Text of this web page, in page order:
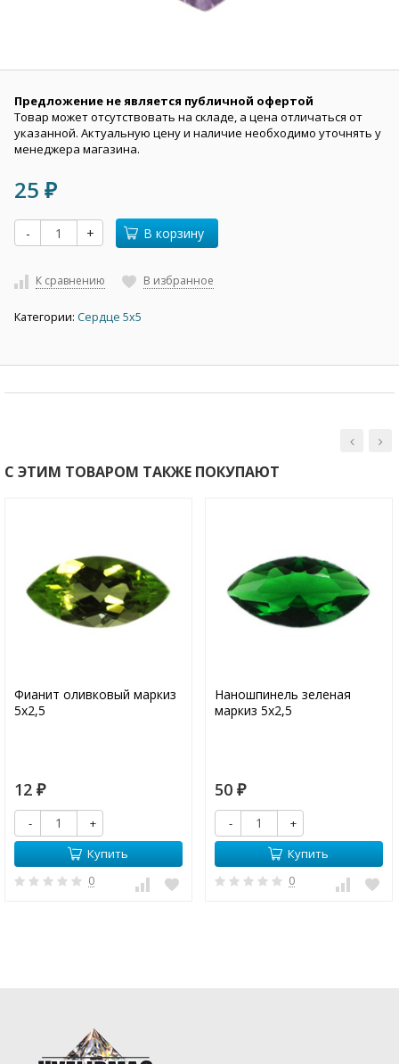
Предложение не является публичной офертой
Товар может отсутствовать на складе, а цена отличаться от
указанной. Актуальную цену и наличие необходимо уточнять у
менеджера магазина.
25 ₽
- + В корзину
К сравнению В избранное
Категории: Сердце 5х5
С ЭТИМ ТОВАРОМ ТАКЖЕ ПОКУПАЮТ
Фианит оливковый маркиз
5х2,5
12 ₽
-
+
Купить
0
Наношпинель зеленая
маркиз 5х2,5
50 ₽
-
+
Купить
0